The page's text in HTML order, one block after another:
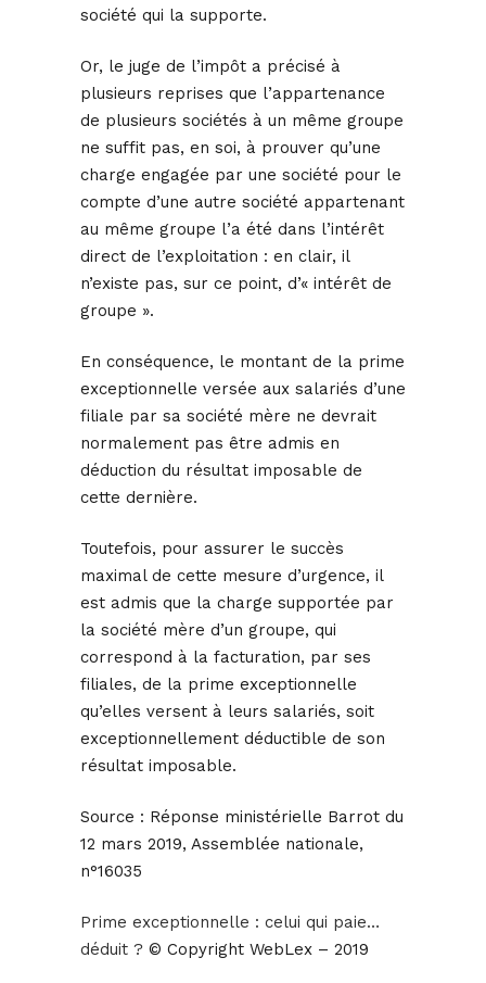
société qui la supporte.
Or, le juge de l’impôt a précisé à
plusieurs reprises que l’appartenance
de plusieurs sociétés à un même groupe
ne suffit pas, en soi, à prouver qu’une
charge engagée par une société pour le
compte d’une autre société appartenant
au même groupe l’a été dans l’intérêt
direct de l’exploitation : en clair, il
n’existe pas, sur ce point, d’« intérêt de
groupe ».
En conséquence, le montant de la prime
exceptionnelle versée aux salariés d’une
filiale par sa société mère ne devrait
normalement pas être admis en
déduction du résultat imposable de
cette dernière.
Toutefois, pour assurer le succès
maximal de cette mesure d’urgence, il
est admis que la charge supportée par
la société mère d’un groupe, qui
correspond à la facturation, par ses
filiales, de la prime exceptionnelle
qu’elles versent à leurs salariés, soit
exceptionnellement déductible de son
résultat imposable.
Source : Réponse ministérielle Barrot du
12 mars 2019, Assemblée nationale,
n°16035
Prime exceptionnelle : celui qui paie…
déduit ? © Copyright WebLex – 2019